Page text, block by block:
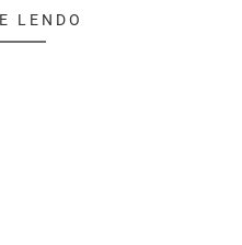
LENDO